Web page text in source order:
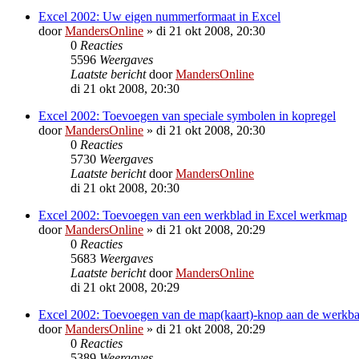
Excel 2002: Uw eigen nummerformaat in Excel
doorMandersOnline » di 21 okt 2008, 20:30
0 Reacties
5596 Weergaves
Laatste berichtdoorMandersOnline
di 21 okt 2008, 20:30
Excel 2002: Toevoegen van speciale symbolen in kopregel
doorMandersOnline » di 21 okt 2008, 20:30
0 Reacties
5730 Weergaves
Laatste berichtdoorMandersOnline
di 21 okt 2008, 20:30
Excel 2002: Toevoegen van een werkblad in Excel werkmap
doorMandersOnline » di 21 okt 2008, 20:29
0 Reacties
5683 Weergaves
Laatste berichtdoorMandersOnline
di 21 okt 2008, 20:29
Excel 2002: Toevoegen van de map(kaart)-knop aan de
doorMandersOnline » di 21 okt 2008, 20:29
0 Reacties